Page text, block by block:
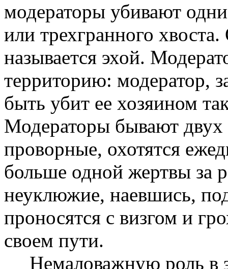
модераторы убивают
или трехгранного
называется эхой.
территорию: модератор,
быть убит ее хозяином
Модераторы бывают
проворные, охотятся
больше одной жертвы за
неуклюжие, наевшись,
проносятся с визгом и
своем пути.
Hемаловажную роль в